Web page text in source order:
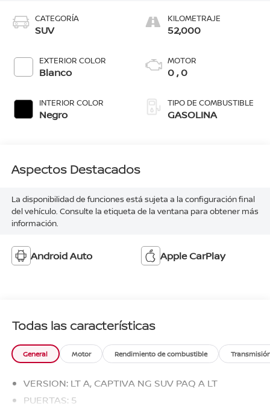
CATEGORÍA
SUV
EXTERIOR COLOR
Blanco
INTERIOR COLOR
Negro
KILOMETRAJE
52,000
MOTOR
0 , 0
TIPO DE COMBUSTIBLE
GASOLINA
Aspectos Destacados
La disponibilidad de funciones está sujeta a la configuración final
del vehículo. Consulte la etiqueta de la ventana para obtener más
información.
Android Auto Apple CarPlay
Todas las características
General Motor Rendimiento de combustible
VERSION: LT A, CAPTIVA NG SUV PAQ A LT
PUERTAS: 5